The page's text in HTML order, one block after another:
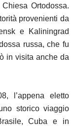
Ortodossa.
provenienti da
e Kaliningrad
russa, che fu
in visita anche da
l’appena eletto
storico viaggio
Cuba e in